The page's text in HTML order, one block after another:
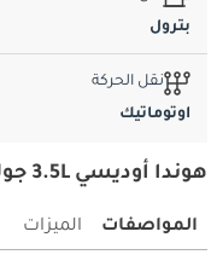
بترول
نقل الحركة
اوتوماتيك
هوندا أوديسي 3.5L جولة المواصفات والميزات
المواصفات الميزات